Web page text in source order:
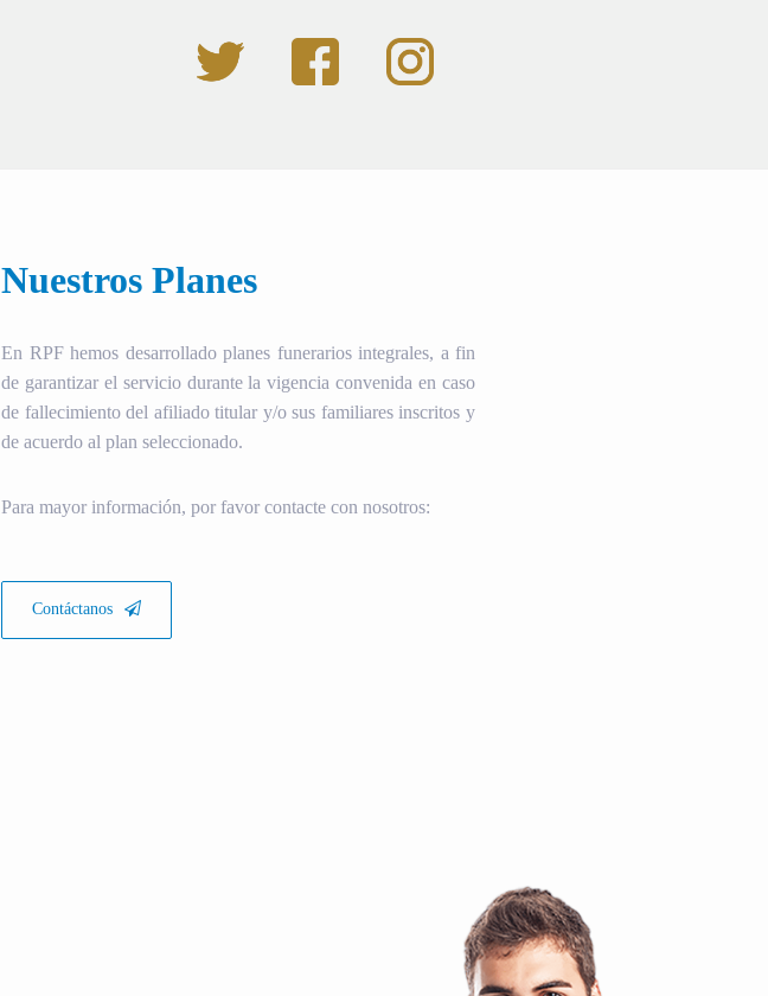
Nuestros Planes
En RPF hemos desarrollado planes funerarios integrales, a fin
de garantizar el servicio durante la vigencia convenida en caso
de fallecimiento del afiliado titular y/o sus familiares inscritos y
de acuerdo al plan seleccionado.
Para mayor información, por favor contacte con nosotros:
Contáctanos